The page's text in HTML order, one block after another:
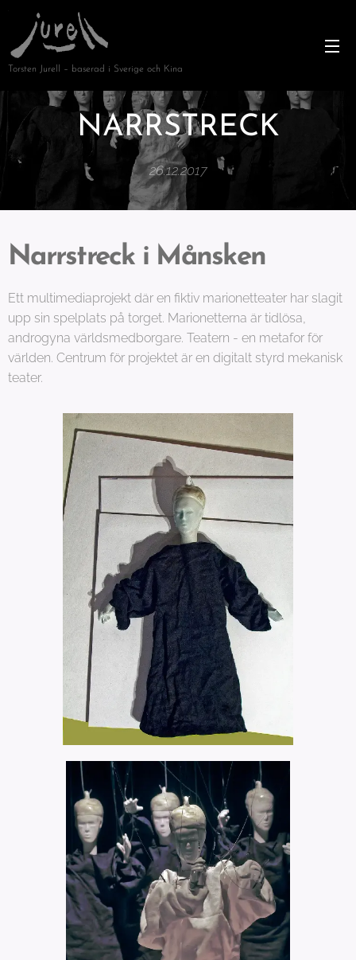
Torsten Jurell – baserad i Sverige och Kina
NARRSTRECK
26.12.2017
Narrstreck i Månsken
Ett multimediaprojekt där en fiktiv marionetteater har slagit
upp sin spelplats på torget. Marionetterna är tidlösa,
androgyna världsmedborgare. Teatern - en metafor för
världen. Centrum för projektet är en digitalt styrd mekanisk
teater.